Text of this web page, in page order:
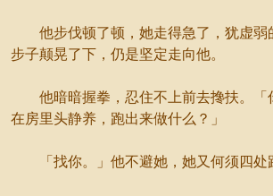
他步伐顿了顿，她走得急了，犹虚弱
步子颠晃了下，仍是坚定走向他。
他暗暗握拳，忍住不上前去搀扶。「
在房里头静养，跑出来做什么？」
「找你。」他不避她，她又何须四处